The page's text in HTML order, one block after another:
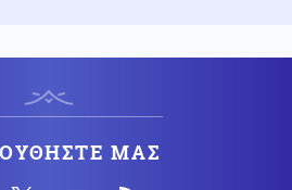
στην Αρχή Πολιτικής Αεροπορίας
που προσγείωσε το ελικόπτερο στο
ΜΑΣ